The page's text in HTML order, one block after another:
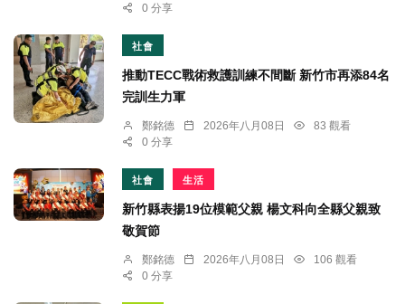
0 分享
社會
推動TECC戰術救護訓練不間斷 新竹市再添84名
完訓生力軍
鄭銘德 2026年八月08日
83 觀看
0 分享
社會 生活
新竹縣表揚19位模範父親 楊文科向全縣父親致
敬賀節
鄭銘德 2026年八月08日
106 觀看
0 分享